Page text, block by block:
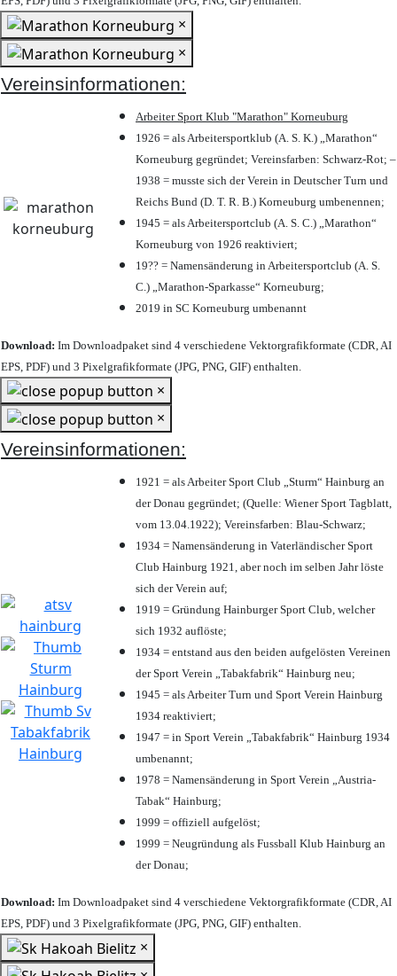
×
×
Vereinsinformationen:
Arbeiter Sport Klub "Marathon" Korneuburg
1926 = als Arbeitersportklub (A. S. K.) „Marathon“
Korneuburg gegründet; Vereinsfarben: Schwarz-Rot; –
1938 = musste sich der Verein in Deutscher Turn und
Reichs Bund (D. T. R. B.) Korneuburg umbenennen;
1945 = als Arbeitersportclub (A. S. C.) „Marathon“
Korneuburg von 1926 reaktiviert;
19?? = Namensänderung in Arbeitersportclub (A. S.
C.) „Marathon-Sparkasse“ Korneuburg;
2019 in SC Korneuburg umbenannt
Download: Im Downloadpaket sind 4 verschiedene Vektorgrafikformate (CDR, AI
EPS, PDF) und 3 Pixelgrafikformate (JPG, PNG, GIF) enthalten.
×
×
Vereinsinformationen:
1921 = als Arbeiter Sport Club „Sturm“ Hainburg an
der Donau gegründet; (Quelle: Wiener Sport Tagblatt,
vom 13.04.1922); Vereinsfarben: Blau-Schwarz;
1934 = Namensänderung in Vaterländischer Sport
Club Hainburg 1921, aber noch im selben Jahr löste
sich der Verein auf;
1919 = Gründung Hainburger Sport Club, welcher
sich 1932 auflöste;
1934 = entstand aus den beiden aufgelösten Vereinen
der Sport Verein „Tabakfabrik“ Hainburg neu;
1945 = als Arbeiter Turn und Sport Verein Hainburg
1934 reaktiviert;
1947 = in Sport Verein „Tabakfabrik“ Hainburg 1934
umbenannt;
1978 = Namensänderung in Sport Verein „Austria-
Tabak“ Hainburg;
1999 = offiziell aufgelöst;
1999 = Neugründung als Fussball Klub Hainburg an
der Donau;
Download: Im Downloadpaket sind 4 verschiedene Vektorgrafikformate (CDR, AI
EPS, PDF) und 3 Pixelgrafikformate (JPG, PNG, GIF) enthalten.
×